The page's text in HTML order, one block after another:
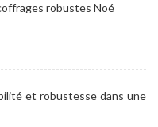
robustes Noé
et robustesse dans une